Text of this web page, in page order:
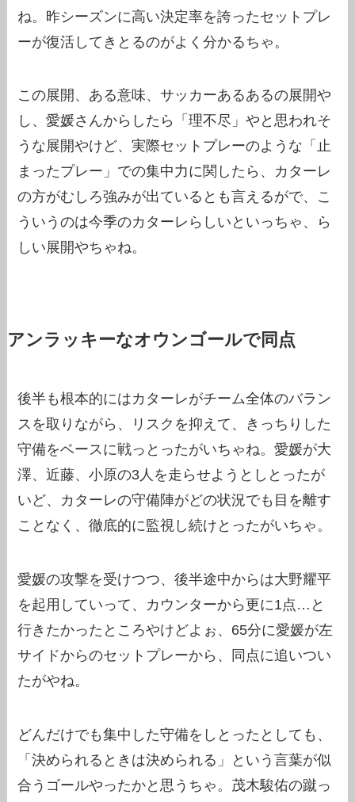
ね。昨シーズンに高い決定率を誇ったセットプレ
ーが復活してきとるのがよく分かるちゃ。
この展開、ある意味、サッカーあるあるの展開や
し、愛媛さんからしたら「理不尽」やと思われそ
うな展開やけど、実際セットプレーのような「止
まったプレー」での集中力に関したら、カターレ
の方がむしろ強みが出ているとも言えるがで、こ
ういうのは今季のカターレらしいといっちゃ、ら
しい展開やちゃね。
アンラッキーなオウンゴールで同点
後半も根本的にはカターレがチーム全体のバラン
スを取りながら、リスクを抑えて、きっちりした
守備をベースに戦っとったがいちゃね。愛媛が大
澤、近藤、小原の3人を走らせようとしとったが
いど、カターレの守備陣がどの状況でも目を離す
ことなく、徹底的に監視し続けとったがいちゃ。
愛媛の攻撃を受けつつ、後半途中からは大野耀平
を起用していって、カウンターから更に1点…と
行きたかったところやけどよぉ、65分に愛媛が左
サイドからのセットプレーから、同点に追いつい
たがやね。
どんだけでも集中した守備をしとったとしても、
「決められるときは決められる」という言葉が似
合うゴールやったかと思うちゃ。茂木駿佑の蹴っ